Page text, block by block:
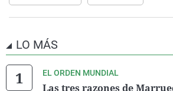
LO MÁS
EL ORDEN MUNDIAL
Las tres razones de